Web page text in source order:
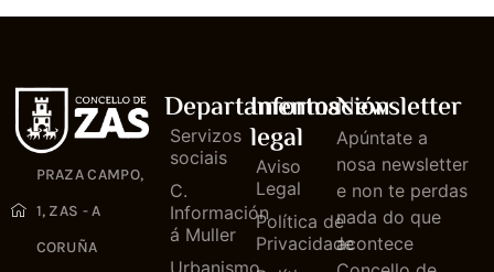
PRAZA CAMPO,
1, ZAS - A
CORUÑA
Departamentos
Servizos
sociais
C.
Información
á Muller
Información
legal
Aviso
Legal
Política de
Privacidade
Newsletter
Apúntate a
nosa newsletter
e non te perdas
nada do que
acontece